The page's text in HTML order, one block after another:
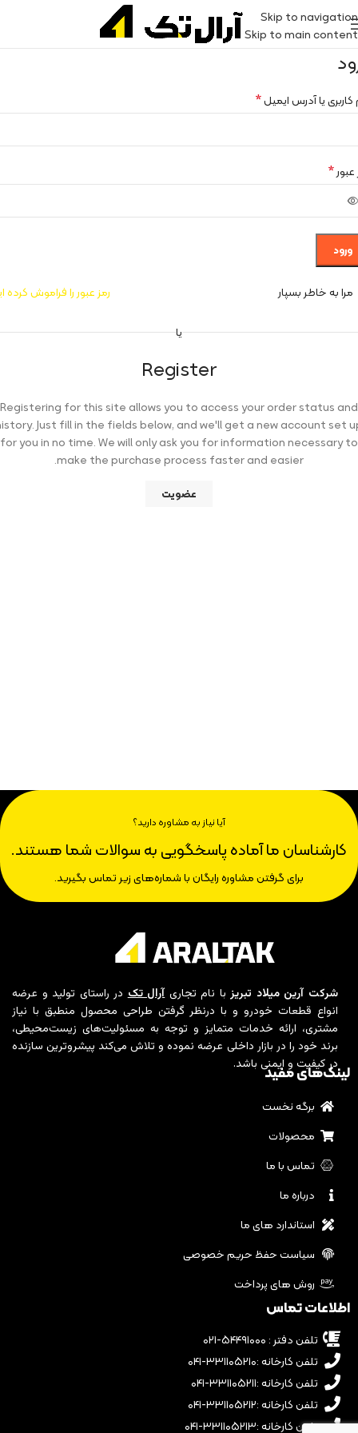
Skip to navigation
Skip to main content
کاربری یا آدرس ایمیل*
عبور*
ورود
رمز عبور را فراموش کرده مرا به خاطر بسپار
یا
Register
Registering for this site allows you to access your order status and
Just fill in the fields below, and we'll get a new account set
for you in no time. We will only ask you for information necessary to
make the purchase process faster and easier.
عضویت
آیا نیاز به مشاوره دارید؟
کارشناسان ما آماده پاسخگویی به سوالات شما هستند.
برای گرفتن مشاوره رایگان با شماره‌های زیر تماس بگیرید.
شرکت آرین میلاد تبریزبا نام تجاریآرال تکدر راستای تولید و عرضه
انواع قطعات خودرو و با درنظر گرفتن طراحی محصول منطبق با نیاز
مشتری، ارائه خدمات متمایز و توجه به مسئولیت‌های زیست‌محیطی،
برند خود را در بازار داخلی عرضه نموده و تلاش می‌کند پیشروترین سازنده
در کیفیت و ایمنی باشد.
لینک‌های مفید
برگه نخست
محصولات
تماس با ما
درباره ما
استاندارد های ما
سیاست حفظ حریم خصوصی
روش های پرداخت
اطلاعات تماس
تلفن دفتر : ۵۴۴۹۱۰۰۰-۰۲۱
تلفن کارخانه :۳۳۱۱۰۵۲۱۰-۰۴۱
تلفن کارخانه :۳۳۱۱۰۵۲۱۱-۰۴۱
تلفن کارخانه :۳۳۱۱۰۵۲۱۲-۰۴۱
تلفن کارخانه :۳۳۱۱۰۵۲۱۳-۰۴۱